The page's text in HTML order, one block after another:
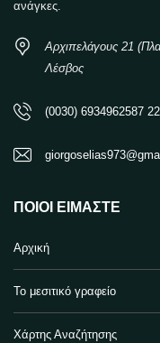
ανάγκες.
Αρχιπελάγους 21
Λέσβος
(0030) 6934962587
ΠΟΙΟΙ ΕΊΜΑΣΤΕ
Αρχική
Το μεσιτικό γραφείο
Χάρτης Αναζήτησης